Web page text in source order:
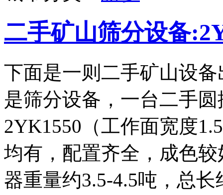
二手矿山筛分设备
下面是一则二手矿山设
是筛分设备，一台二手
2YK1550（工作面宽度
均有，配置齐全，成色
器重量约3.5-4.5吨，总